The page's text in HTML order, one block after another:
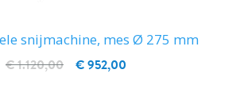
snijmachine, mes Ø 275 mm
€ 952,00
€ 1.120,00